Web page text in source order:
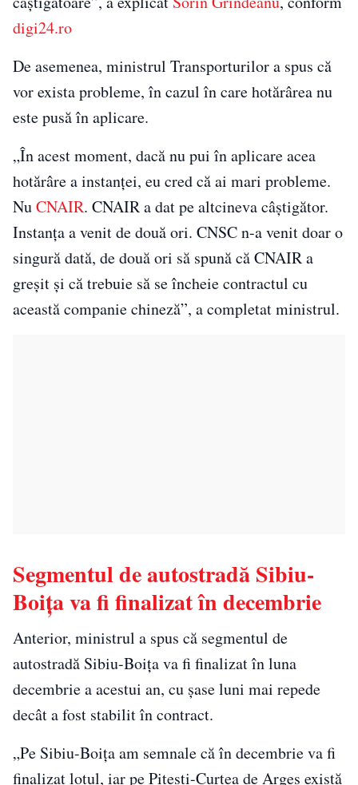
digi24.ro
De asemenea, ministrul Transporturilor a spus că
vor exista probleme, în cazul în care hotărârea nu
este pusă în aplicare.
„În acest moment, dacă nu pui în aplicare acea
hotărâre a instanței, eu cred că ai mari probleme.
NuCNAIR. CNAIR a dat pe altcineva câștigător.
Instanța a venit de două ori. CNSC n-a venit doar o
singură dată, de două ori să spună că CNAIR a
greșit și că trebuie să se încheie contractul cu
această companie chineză”, a completat ministrul.
Segmentul de autostradă Sibiu-
Boiţa va fi finalizat în decembrie
Anterior, ministrul a spus că segmentul de
autostradă Sibiu-Boiţa va fi finalizat în luna
decembrie a acestui an, cu șase luni mai repede
decât a fost stabilit în contract.
„Pe Sibiu-Boiţa am semnale că în decembrie va fi
finalizat lotul, iar pe Piteşti-Curtea de Argeş există